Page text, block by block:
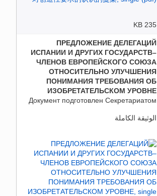
235 KB
ПРЕДЛОЖЕНИЕ ДЕЛЕГАЦИЙ
ИСПАНИИ И ДРУГИХ ГОСУДАРСТВ–
ЧЛЕНОВ ЕВРОПЕЙСКОГО СОЮЗА
ОТНОСИТЕЛЬНО УЛУЧШЕНИЯ
ПОНИМАНИЯ ТРЕБОВАНИЯ ОБ
ИЗОБРЕТАТЕЛЬСКОМ УРОВНЕ
Документ подготовлен Секретариатом
الوثيقة الكاملة